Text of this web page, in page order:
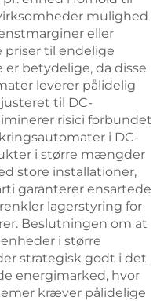
mulighed
eller
til endelige
er betydelige, da disse
leverer pålidelig
til DC-
risici forbundet
i DC-
i større mængder
store installationer,
garanterer ensartede
lagerstyring for
Beslutningen om at
i større
strategisk godt i det
energimarked, hvor
kræver pålidelige